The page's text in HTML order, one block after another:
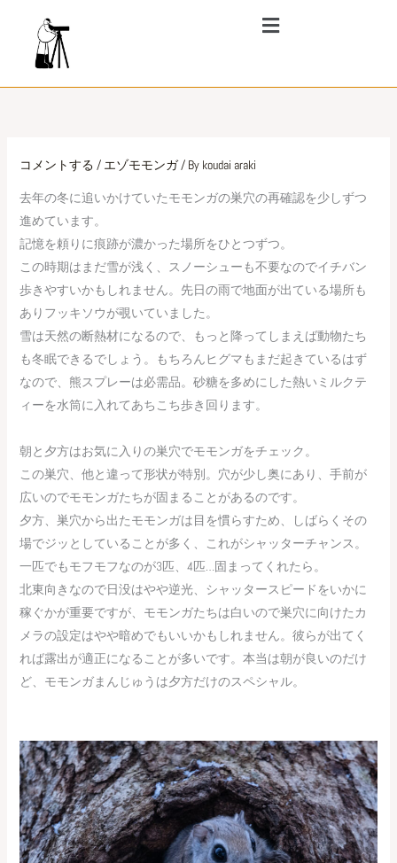
メ
ニ
コメントする / エゾモモンガ/ By koudai araki
去年の冬に追いかけていたモモンガの巣穴の再確認を少しずつ
進めています。
記憶を頼りに痕跡が濃かった場所をひとつずつ。
この時期はまだ雪が浅く、スノーシューも不要なのでイチバン
歩きやすいかもしれません。先日の雨で地面が出ている場所も
ありフッキソウが覗いていました。
雪は天然の断熱材になるので、もっと降ってしまえば動物たち
も冬眠できるでしょう。もちろんヒグマもまだ起きているはず
なので、熊スプレーは必需品。砂糖を多めにした熱いミルクテ
ィーを水筒に入れてあちこち歩き回ります。
朝と夕方はお気に入りの巣穴でモモンガをチェック。
この巣穴、他と違って形状が特別。穴が少し奥にあり、手前が
広いのでモモンガたちが固まることがあるのです。
夕方、巣穴から出たモモンガは目を慣らすため、しばらくその
場でジッとしていることが多く、これがシャッターチャンス。
一匹でもモフモフなのが3匹、4匹…固まってくれたら。
北東向きなので日没はやや逆光、シャッタースピードをいかに
稼ぐかが重要ですが、モモンガたちは白いので巣穴に向けたカ
メラの設定はやや暗めでもいいかもしれません。彼らが出てく
れば露出が適正になることが多いです。本当は朝が良いのだけ
ど、モモンガまんじゅうは夕方だけのスペシャル。